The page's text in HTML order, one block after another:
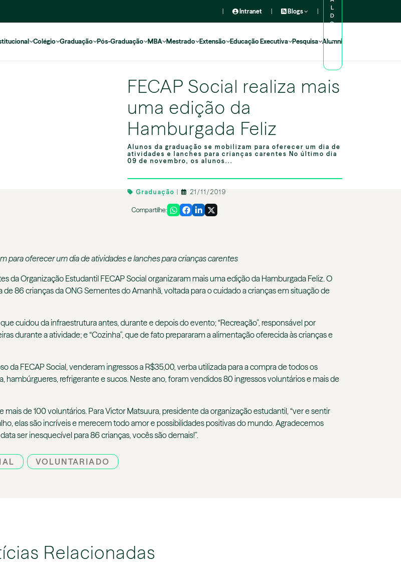
| Intranet | Blogs |
L
D
O
L
O
Colégio Graduação Pós-Graduação MBA Mestrado Extensão Educação Executiva Pesquisa Alumni
FECAP Social realiza mais
uma edição da
Hamburgada Feliz
Alunos da graduação se mobilizam para oferecer um dia de
atividades e lanches para crianças carentes No último dia
09 de novembro, os alunos...
Graduação 21/11/2019
Compartilhe:
para oferecer um dia de atividades e lanches para crianças carentes
da Organização Estudantil FECAP Social organizaram mais uma edição da Hamburgada Feliz. O
86 crianças da ONG Sementes do Amanhã, voltada para o cuidado a crianças em situação de
cuidou da infraestrutura antes, durante e depois do evento; “Recreação”, responsável por
durante a atividade; e “Cozinha”, que de fato prepararam a alimentação oferecida às crianças e
da FECAP Social, venderam ingressos a R$35,00, verba utilizada para a compra de todos os
refrigerante e sucos. Neste ano, foram vendidos 80 ingressos voluntários e mais de
de 100 voluntários. Para Victor Matsuura, presidente da organização estudantil, “ver e sentir
elas são incríveis e merecem todo amor e possibilidades positivas do mundo. Agradecemos
ser inesquecível para 86 crianças, vocês são demais!”.
VOLUNTARIADO
Relacionadas